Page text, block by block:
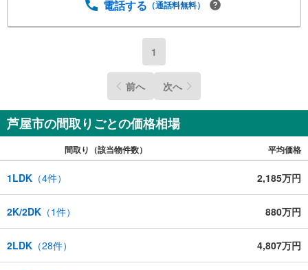
電話する （通話料無料）
1
前へ 次へ
芦屋市の間取りごとの価格相場
間取り（該当物件数） 平均価格
1LDK （4件） 2,185万円
2K/2DK （1件） 880万円
2LDK （28件） 4,807万円